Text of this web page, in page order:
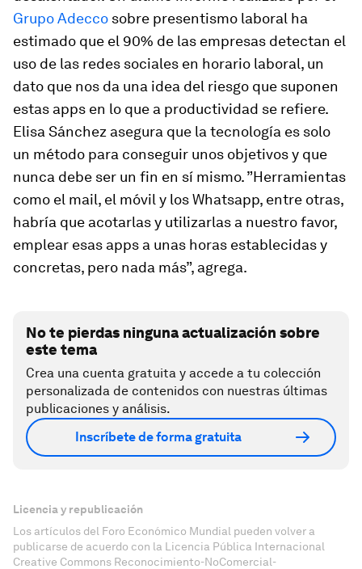
Grupo Adecco sobre presentismo laboral ha
estimado que el 90% de las empresas detectan el
uso de las redes sociales en horario laboral, un
dato que nos da una idea del riesgo que suponen
estas apps en lo que a productividad se refiere.
Elisa Sánchez asegura que la tecnología es solo
un método para conseguir unos objetivos y que
nunca debe ser un fin en sí mismo. ”Herramientas
como el mail, el móvil y los Whatsapp, entre otras,
habría que acotarlas y utilizarlas a nuestro favor,
emplear esas apps a unas horas establecidas y
concretas, pero nada más”, agrega.
No te pierdas ninguna actualización sobre
este tema
Crea una cuenta gratuita y accede a tu colección
personalizada de contenidos con nuestras últimas
publicaciones y análisis.
Inscríbete de forma gratuita
Licencia y republicación
Los artículos del Foro Económico Mundial pueden volver a
publicarse de acuerdo con la Licencia Pública Internacional
Creative Commons Reconocimiento-NoComercial-